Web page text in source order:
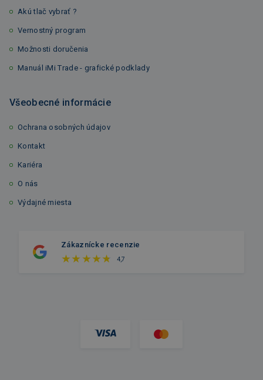
Akú tlač vybrať ?
Vernostný program
Možnosti doručenia
Manuál iMi Trade - grafické podklady
Všeobecné informácie
Ochrana osobných údajov
Kontakt
Kariéra
O nás
Výdajné miesta
Zákaznícke recenzie
4,7